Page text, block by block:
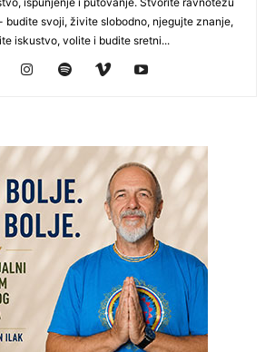
budite svoji, živite slobodno, njegujte znanje,
iskustvo, volite i budite sretni...